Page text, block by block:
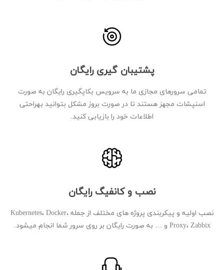
پشتیبان گیری رایگان
تمامی سرورهای مجازی ما به سرویس بکاپگیری رایگان به صورت
اسنپشات مجهز هستند تا در صورت بروز مشکل بتوانید بهراحتی
اطلاعات خود را بازیابی کنید.
نصب و کانفیگ رایگان
نصب اولیه و پیکربندی پروژه های مختلف از جمله Kubernetes، Docker،
Proxy، Zabbix و … به صورت رایگان بر روی سرور شما انجام میشود.